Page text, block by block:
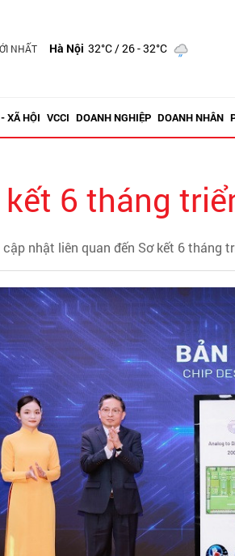
NHẤT Hà Nội 32°C/ 26 - 32°C
XÃ HỘI VCCI DOANH NGHIỆP DOANH NHÂN
kết 6 tháng
nhật liên quan đến Sơ kết 6 tháng